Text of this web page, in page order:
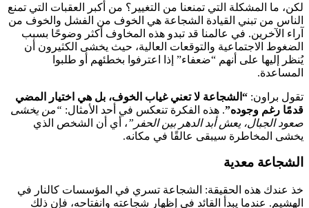
لكن، ما المشكلة التي تمنعنا من التغيير؟ من أكبر العقبات التي تمنع
الناس من تبني القيادة الشجاعة هي الخوف من الفشل والخوف من
آراء الآخرين. في عالمنا قد تبدو هذه المخاوف أكثر وضوحًا بسبب
الضغوط الاجتماعية والتوقعات العالية، حيث يخشى الكثيرون أن
يُنظر إليها على أنهم “ضعفاء” إذا اعترفوا بخطئهم أو طلبوا
المساعدة.
تقول براون: “الشجاعة لا تعني غياب الخوف، بل هي اختيار المضي
قدمًا رغم وجوده”. هذه الفكرة تنعكس في أحد الأمثال: “من يخشى
صعود الجبال، يعش أبد الدهر بين الحفر”، أي أن الشخص الذي
يخشى المخاطرة سيبقى عالقًا في مكانه.
الشجاعة معدية
خذ عندك هذه الحقيقة: الشجاعة تسري في المؤسسات كالنار في
الهشيم. عندما يبدأ القائد في إظهار شجاعته وانفتاحه، فإن ذلك